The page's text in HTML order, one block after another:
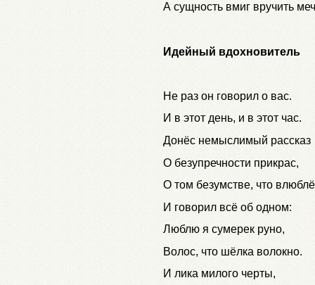
А сущность вмиг вручить
Идейный вдохновитель
Не раз он говорил о вас.
И в этот день, и в этот час.
Донёс немыслимый рассказ
О безупречности прикрас,
О том безумстве, что
И говорил всё об одном:
Люблю я сумерек руно,
Волос, что шёлка волокно.
И лика милого черты,